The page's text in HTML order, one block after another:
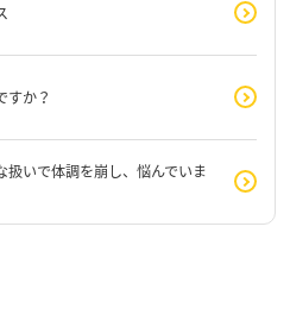
すか？
扱いで体調を崩し、悩んでいま